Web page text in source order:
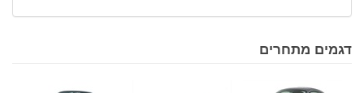
דגמים מתחרים